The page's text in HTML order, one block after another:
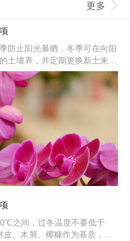
更多
防止阳光暴晒，冬季可在向阳
土壤养，并定期更换新土来维
浇水，保持盆土湿润，生长旺
前要控制氮肥施加量，适当增
之间，过冬温度不要低于
、木屑、椰糠作为基质，并